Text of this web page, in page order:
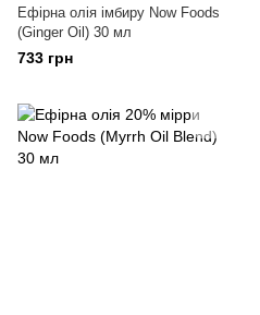
Ефірна олія імбиру Now Foods
(Ginger Oil) 30 мл
733 грн